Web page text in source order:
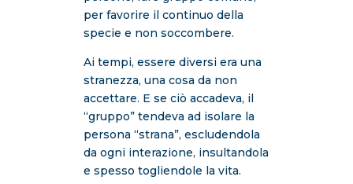
per favorire il continuo della
specie e non soccombere.
Ai tempi, essere diversi era una
stranezza, una cosa da non
accettare. E se ciò accadeva, il
“gruppo” tendeva ad isolare la
persona “strana”, escludendola
da ogni interazione, insultandola
e spesso togliendole la vita.